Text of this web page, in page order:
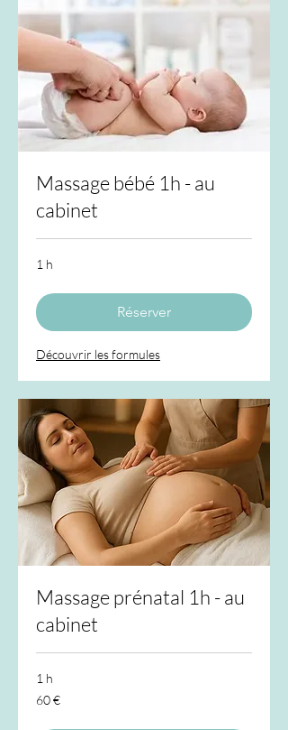
Massage bébé 1h - au
cabinet
1 h
Réserver
Découvrir les formules
Massage prénatal 1h - au
cabinet
1 h
60
euros
60 €